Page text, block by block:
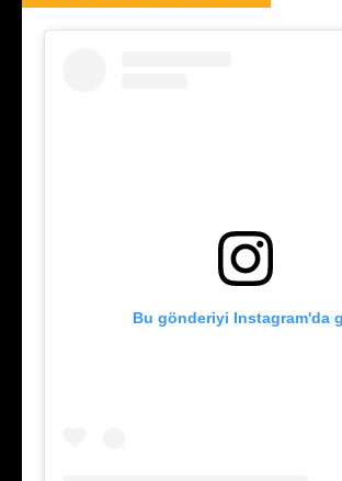
Bu gönderiyi Instagram'da